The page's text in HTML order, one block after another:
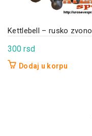
Kettlebell – rusko zvono
300 rsd
Dodaj u korpu